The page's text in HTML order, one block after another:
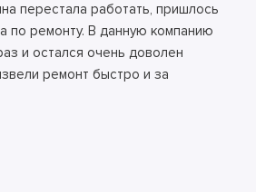
перестала работать, пришлось
по ремонту. В данную компанию
и остался очень доволен
ремонт быстро и за